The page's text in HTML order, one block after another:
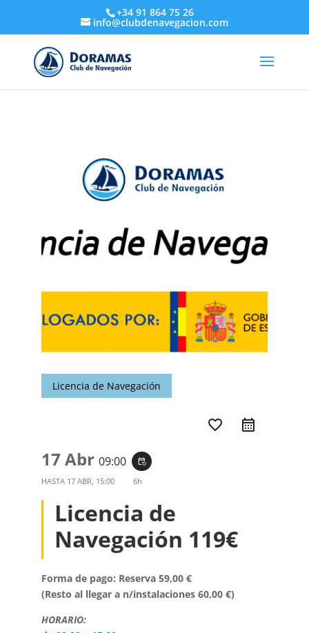
+34 91 864 75 26
info@clubdenavegacion.com
Licencia de Navegación
favorite_border
17 Abr 09:00 event_repeat
HASTA 17 ABR, 15:00 6h
Licencia de
Navegación 119€
Forma de pago: Reserva 59,00 €
(Resto al llegar a n/instalaciones 60,00 €)
HORARIO: